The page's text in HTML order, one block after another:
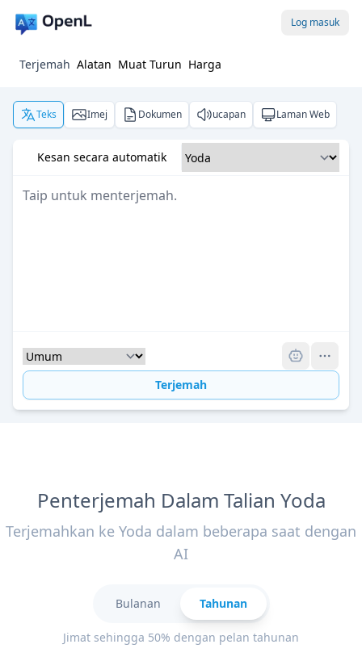
Log masuk
Terjemah Alatan Muat Turun Harga
Teks Imej Dokumen ucapan Laman Web
Kesan secara automatik
Terjemah
Penterjemah Dalam Talian Yoda
Terjemahkan ke Yoda dalam beberapa saat dengan
AI
Bulanan Tahunan
Jimat sehingga 50% dengan pelan tahunan